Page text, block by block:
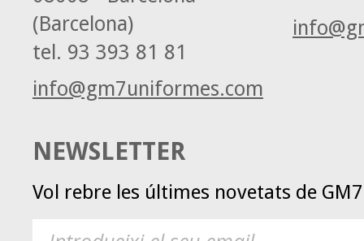
(Barcelona)
tel. 93 393 81 81
info@gm7uniformes.com
NEWSLETTER
Vol rebre les últimes novetats de